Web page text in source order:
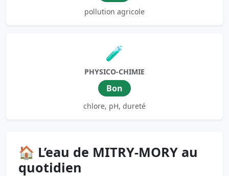
pollution agricole
🧪
PHYSICO-CHIMIE
Bon
chlore, pH, dureté
🏠 L’eau de MITRY-MORY au
quotidien